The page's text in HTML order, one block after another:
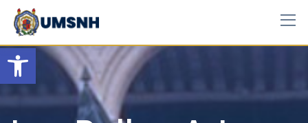
Open toolbar
Skip
content